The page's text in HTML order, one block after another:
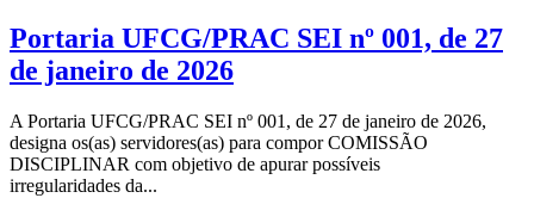
Portaria UFCG/PRAC SEI nº 001, de 27
de janeiro de 2026
A Portaria UFCG/PRAC SEI nº 001, de 27 de janeiro de 2026,
designa os(as) servidores(as) para compor COMISSÃO
DISCIPLINAR com objetivo de apurar possíveis
irregularidades da...